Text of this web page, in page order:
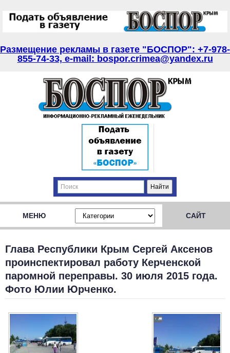
Размещение рекламы в газете "БОСПОР": +7-978-
855-74-33, e-mail: bospor.crimea@yandex.ru
МЕНЮ САЙТ
Глава Республики Крым Сергей Аксенов
проинспектировал работу Керченской
паромной переправы. 30 июля 2015 года.
Фото Юлии Юрченко.